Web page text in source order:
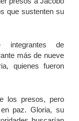
que sustenten su
integrantes de
más de nueve
quienes fueron
los presos, pero
paz. Gloria, su